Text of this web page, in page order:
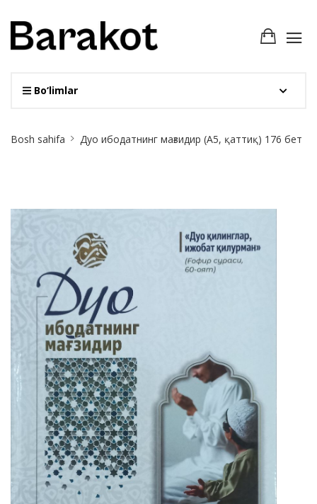
Bo‘limlar
Breadcrumb
Bosh sahifa Дуо ибодатнинг мағзидир (А5, қаттиқ) 176 бет